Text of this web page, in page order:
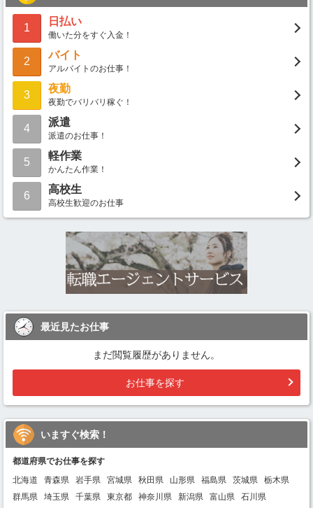
1
日払い
働いた分をすぐ入金！
2
バイト
アルバイトのお仕事！
3
夜勤
夜勤でバリバリ稼ぐ！
4
派遣
派遣のお仕事！
5
軽作業
かんたん作業！
6
高校生
高校生歓迎のお仕事
最近見たお仕事
まだ閲覧履歴がありません。
お仕事を探す
いますぐ検索！
都道府県でお仕事を探す
北海道
青森県 岩手県 宮城県 秋田県 山形県 福島県 茨城県
栃木県
群馬県
埼玉県 千葉県 東京都 神奈川県 新潟県 富山県
石川県